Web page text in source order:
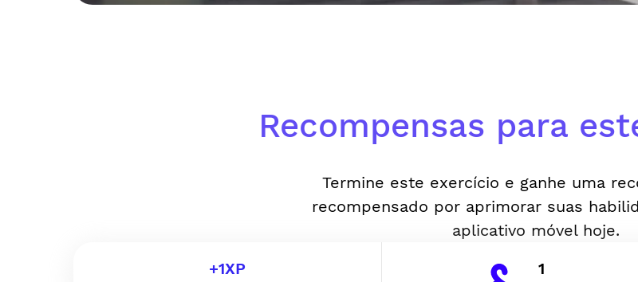
Recompensas para
Termine este exercício e ganhe uma
recompensado por aprimorar suas
aplicativo móvel hoje.
+1XP
1